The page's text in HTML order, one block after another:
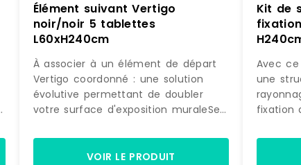
Élément suivant Vertigo
noir/noir 5 tablettes
L60xH240cm
À associer à un élément de départ
Vertigo coordonné : une solution
évolutive permettant de doubler
votre surface d'exposition muraleSe
initiale : pour une pose simple et
astucieuseDesign différenciant :
VOIR LE PRODUIT
Kit de
Avec
une
fixation
la